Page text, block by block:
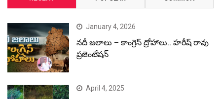
January 4, 2026
నదీ జలాలు – కాంగ్రెస్ ద్రోహాలు.. హరీష్ రావు
ప్రజెంటేషన్
April 4, 2025